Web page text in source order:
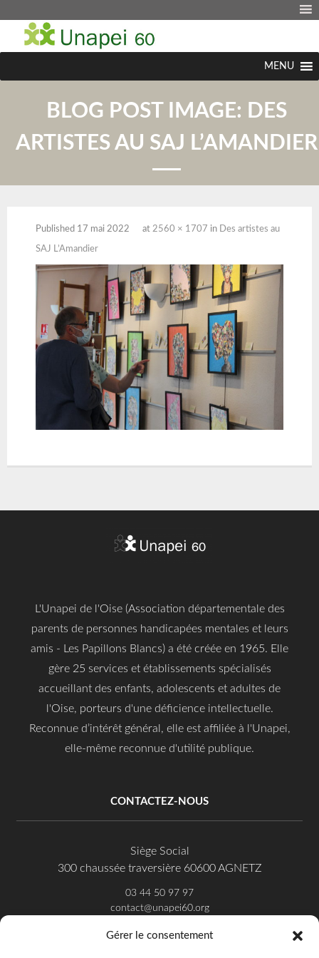
Gérer le consentement
MENU
BLOG POST IMAGE: DES
ARTISTES AU SAJ L’AMANDIER
Published 17 mai 2022 at 2560 × 1707 in Des artistes au
SAJ L’Amandier
L'Unapei de l'Oise (Association départementale des
parents de personnes handicapées mentales et leurs
amis - Les Papillons Blancs) a été créée en 1965. Elle
gère 25 services et établissements spécialisés
accueillant des enfants, adolescents et adultes de
l'Oise, porteurs d'une déficience intellectuelle.
Reconnue d’intérêt général, elle est affiliée à l'Unapei,
elle-même reconnue d'utilité publique.
CONTACTEZ-NOUS
Siège Social
300 chaussée traversière 60600 AGNETZ
03 44 50 97 97
contact@unapei60.org